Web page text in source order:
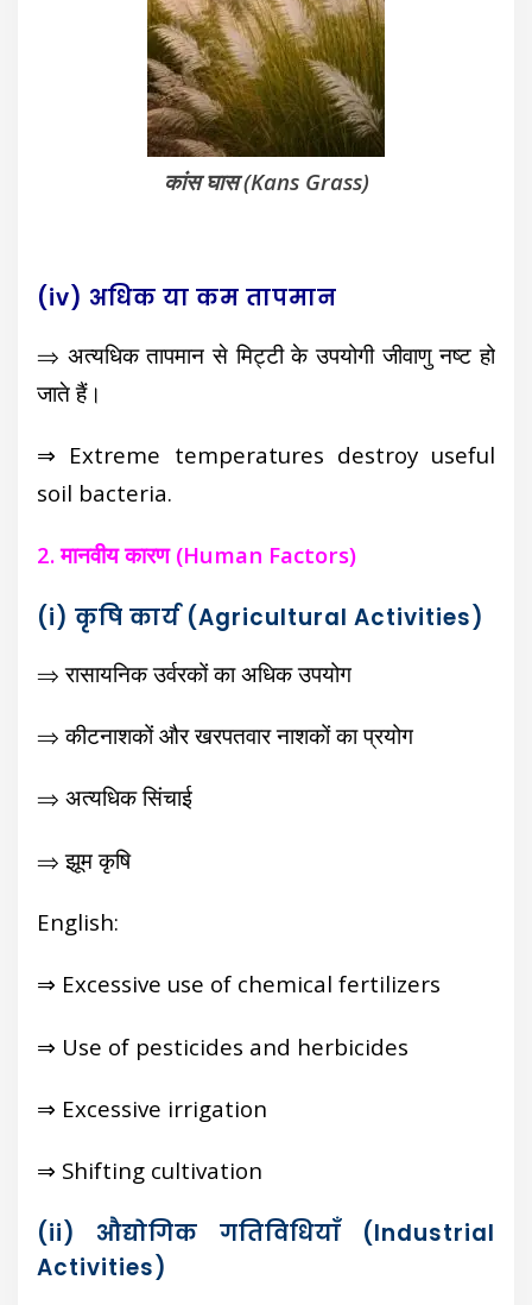
कांस घास (Kans Grass)
(iv) अधिक या कम तापमान
⇒ अत्यधिक तापमान से मिट्टी के उपयोगी जीवाणु नष्ट हो
जाते हैं।
⇒ Extreme temperatures destroy useful
soil bacteria.
2. मानवीय कारण (Human Factors)
(i) कृषि कार्य (Agricultural Activities)
⇒ रासायनिक उर्वरकों का अधिक उपयोग
⇒ कीटनाशकों और खरपतवार नाशकों का प्रयोग
⇒ अत्यधिक सिंचाई
⇒ झूम कृषि
English:
⇒ Excessive use of chemical fertilizers
⇒ Use of pesticides and herbicides
⇒ Excessive irrigation
⇒ Shifting cultivation
(ii) औद्योगिक गतिविधियाँ (Industrial
Activities)